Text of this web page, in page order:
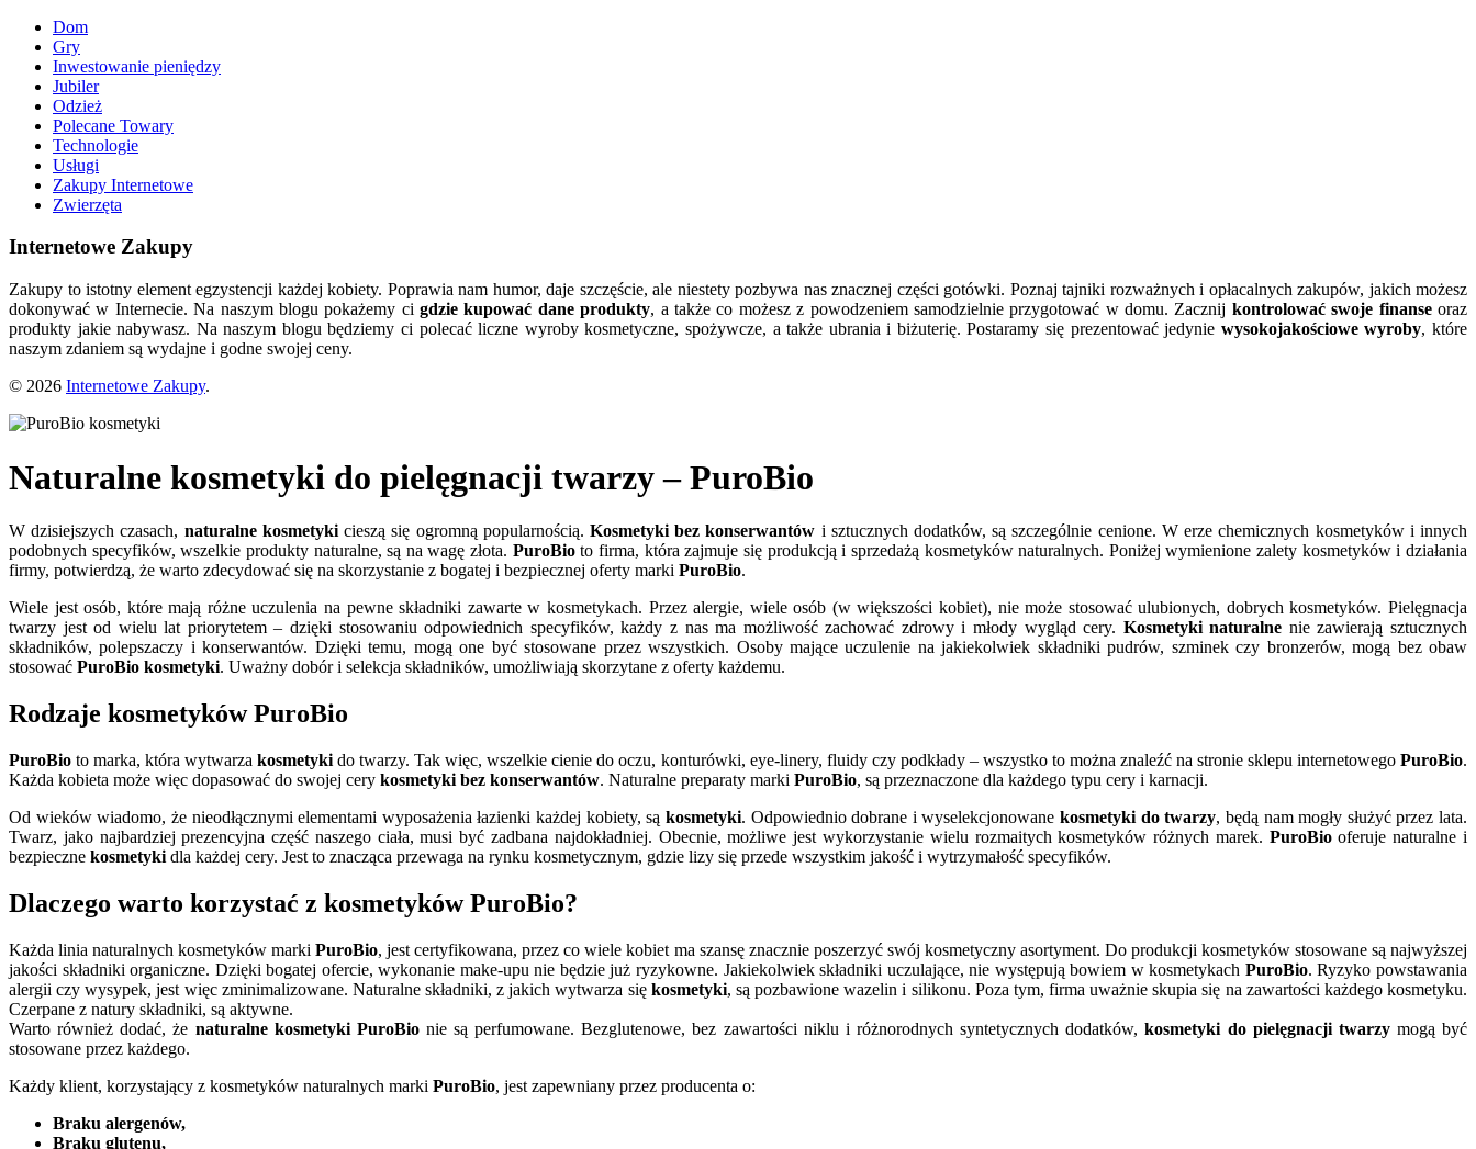
Dom
Gry
Inwestowanie pieniędzy
Jubiler
Odzież
Polecane Towary
Technologie
Usługi
Zakupy Internetowe
Zwierzęta
Internetowe Zakupy
Zakupy to istotny element egzystencji każdej kobiety. Poprawia nam humor, daje szczęście, ale niestety pozbywa nas znacznej części gotówki. Poznaj tajniki rozważnych i opłacalnych zakupów, jakich możesz
dokonywać w Internecie. Na naszym blogu pokażemy cigdzie kupować dane produkty, a także co możesz z powodzeniem samodzielnie przygotować w domu. Zacznij kontrolować swoje finanseoraz
produkty jakie nabywasz. Na naszym blogu będziemy ci polecać liczne wyroby kosmetyczne, spożywcze, a także ubrania i biżuterię. Postaramy się prezentować jedynie wysokojakościowe wyroby, które
naszym zdaniem są wydajne i godne swojej ceny.
© 2026 Internetowe Zakupy.
Naturalne kosmetyki do pielęgnacji twarzy – PuroBio
W dzisiejszych czasach, naturalne kosmetykicieszą się ogromną popularnością. Kosmetyki bez konserwantów i sztucznych dodatków, są szczególnie cenione. W erze chemicznych kosmetyków i innych
podobnych specyfików, wszelkie produkty naturalne, są na wagę złota. PuroBioto firma, która zajmuje się produkcją i sprzedażą kosmetyków naturalnych. Poniżej wymienione zalety kosmetyków i działania
firmy, potwierdzą, że warto zdecydować się na skorzystanie z bogatej i bezpiecznej oferty marki PuroBio.
Wiele jest osób, które mają różne uczulenia na pewne składniki zawarte w kosmetykach. Przez alergie, wiele osób (w większości kobiet), nie może stosować ulubionych, dobrych kosmetyków. Pielęgnacja
twarzy jest od wielu lat priorytetem – dzięki stosowaniu odpowiednich specyfików, każdy z nas ma możliwość zachować zdrowy i młody wygląd cery. Kosmetyki naturalne nie zawierają sztucznych
składników, polepszaczy i konserwantów. Dzięki temu, mogą one być stosowane przez wszystkich. Osoby mające uczulenie na jakiekolwiek składniki pudrów, szminek czy bronzerów, mogą bez obaw
stosować PuroBio kosmetyki. Uważny dobór i selekcja składników, umożliwiają skorzytane z oferty każdemu.
Rodzaje kosmetyków PuroBio
PuroBio to marka, która wytwarzakosmetyki do twarzy. Tak więc, wszelkie cienie do oczu, konturówki, eye-linery, fluidy czy podkłady – wszystko to można znaleźć na stronie sklepu internetowegoPuroBio.
Każda kobieta może więc dopasować do swojej cery kosmetyki bez konserwantów. Naturalne preparaty marki PuroBio, są przeznaczone dla każdego typu cery i karnacji.
Od wieków wiadomo, że nieodłącznymi elementami wyposażenia łazienki każdej kobiety, są kosmetyki. Odpowiednio dobrane i wyselekcjonowane kosmetyki do twarzy, będą nam mogły służyć przez lata.
Twarz, jako najbardziej prezencyjna część naszego ciała, musi być zadbana najdokładniej. Obecnie, możliwe jest wykorzystanie wielu rozmaitych kosmetyków różnych marek. PuroBiooferuje naturalne i
bezpieczne kosmetyki dla każdej cery. Jest to znacząca przewaga na rynku kosmetycznym, gdzie lizy się przede wszystkim jakość i wytrzymałość specyfików.
Dlaczego warto korzystać z kosmetyków PuroBio?
Każda linia naturalnych kosmetyków marki PuroBio, jest certyfikowana, przez co wiele kobiet ma szansę znacznie poszerzyć swój kosmetyczny asortyment. Do produkcji kosmetyków stosowane są najwyższej
jakości składniki organiczne. Dzięki bogatej ofercie, wykonanie make-upu nie będzie już ryzykowne. Jakiekolwiek składniki uczulające, nie występują bowiem w kosmetykach PuroBio. Ryzyko powstawania
alergii czy wysypek, jest więc zminimalizowane. Naturalne składniki, z jakich wytwarza się kosmetyki, są pozbawione wazelin i silikonu. Poza tym, firma uważnie skupia się na zawartości każdego kosmetyku.
Czerpane z natury składniki, są aktywne.
Warto również dodać, że naturalne kosmetyki PuroBionie są perfumowane. Bezglutenowe, bez zawartości niklu i różnorodnych syntetycznych dodatków,kosmetyki do pielęgnacji twarzymogą być
stosowane przez każdego.
Każdy klient, korzystający z kosmetyków naturalnych marki PuroBio, jest zapewniany przez producenta o:
Braku alergenów,
Braku glutenu,